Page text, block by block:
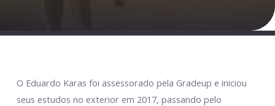
O Eduardo Karas foi assessorado pela Gradeup e iniciou
seus estudos no exterior em 2017, passando pelo